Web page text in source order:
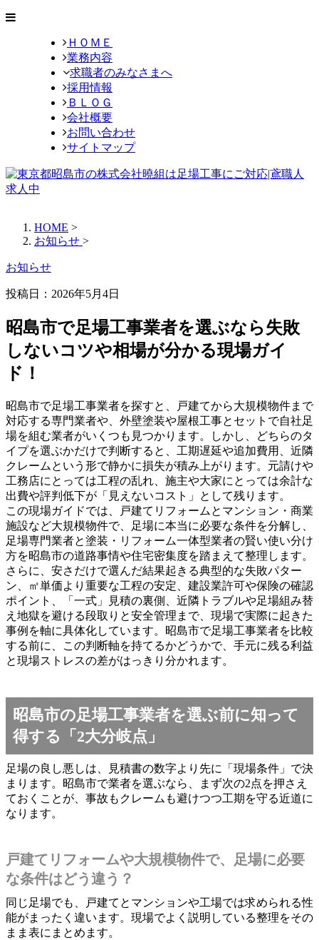
ＨＯＭＥ
業務内容
求職者のみなさまへ
採用情報
ＢＬＯＧ
会社概要
お問い合わせ
サイトマップ
HOME >
お知らせ >
お知らせ
投稿日：2026年5月4日
昭島市で足場工事業者を選ぶなら失敗
しないコツや相場が分かる現場ガイ
ド！
昭島市で足場工事業者を探すと、戸建てから大規模物件まで
対応する専門業者や、外壁塗装や屋根工事とセットで自社足
場を組む業者がいくつも見つかります。しかし、どちらのタ
イプを選ぶかだけで判断すると、工期遅延や追加費用、近隣
クレームという形で静かに損失が積み上がります。元請けや
工務店にとっては工程の乱れ、施主や大家にとっては余計な
出費や評判低下が「見えないコスト」として残ります。
この現場ガイドでは、戸建てリフォームとマンション・商業
施設など大規模物件で、足場に本当に必要な条件を分解し、
足場専門業者と塗装・リフォーム一体型業者の賢い使い分け
方を昭島市の道路事情や住宅密集度を踏まえて整理します。
さらに、安さだけで選んだ結果起きる典型的な失敗パター
ン、㎡単価より重要な工程の安定、建設業許可や保険の確認
ポイント、「一式」見積の裏側、近隣トラブルや足場組み替
え地獄を避ける段取りと安全管理まで、現場で実際に起きた
事例を軸に具体化しています。昭島市で足場工事業者を比較
する前に、この判断軸を持てるかどうかで、手元に残る利益
と現場ストレスの差がはっきり分かれます。
昭島市の足場工事業者を選ぶ前に知って
得する「2大分岐点」
足場の良し悪しは、見積書の数字より先に「現場条件」で決
まります。昭島市で業者を選ぶなら、まず次の2点を押さえ
ておくことが、事故もクレームも避けつつ工期を守る近道に
なります。
戸建てリフォームや大規模物件で、足場に必要
な条件はどう違う？
同じ足場でも、戸建てとマンションや工場では求められる性
能がまったく違います。現場でよく説明している整理をその
まま表にまとめます。